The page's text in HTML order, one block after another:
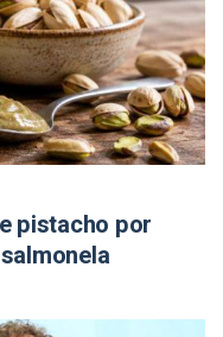
pistacho por